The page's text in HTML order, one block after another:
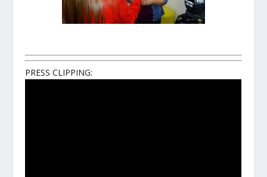
PRESS CLIPPING: